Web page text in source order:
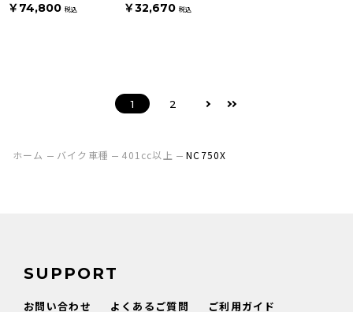
￥74,800 税込 ￥32,670 税込
1 2
ホーム バイク車種 401cc以上 NC750X
SUPPORT
お問い合わせ よくあるご質問
ご利用ガイド